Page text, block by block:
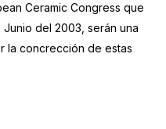
Ceramic Congress que
Junio del 2003, serán una
la concrección de estas